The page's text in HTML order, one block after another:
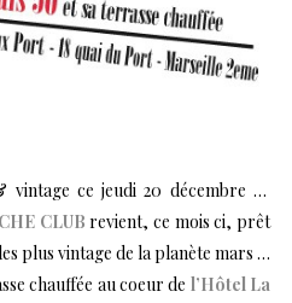
vintage ce jeudi 20 décembre …
CLUB revient, ce mois ci, prêt
plus vintage de la planète mars …
chauffée au coeur de l’Hôtel La